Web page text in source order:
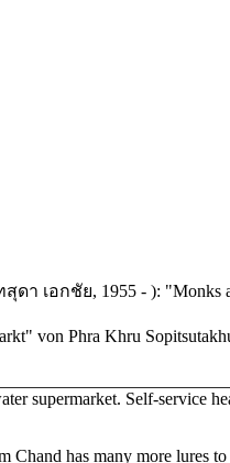
ดา เอกชัย, 1955 - ): "Monks
von Phra Khru
supermarket. Self-service
Chand has many more